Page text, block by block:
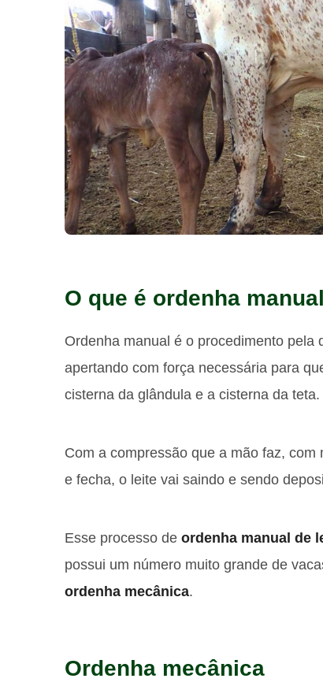
O que é ordenha
Ordenha manual é o procedimento pela
apertando com força necessária para
cisterna da glândula e a cisterna da teta.
Com a compressão que a mão faz,
e fecha, o leite vai saindo e sendo
Esse processo de ordenha manual de
possui um número muito grande de
ordenha mecânica.
Ordenha mecânica